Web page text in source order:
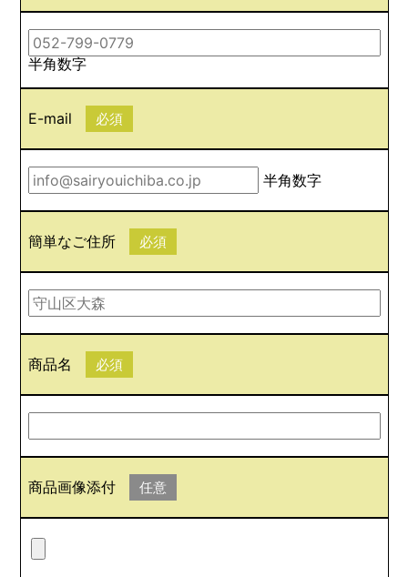
半角数字
E-mail 必須
半角数字
簡単なご住所 必須
商品名 必須
商品画像添付 任意